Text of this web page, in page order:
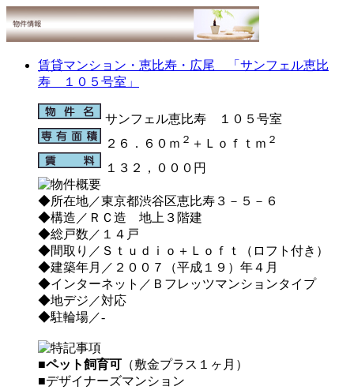
賃貸マンション・恵比寿・広尾 「サンフェル恵比
寿 １０５号室」
サンフェル恵比寿 １０５号室
２６．６０ｍ ２ ＋Ｌｏｆｔｍ ２
１３２，０００円
◆所在地／東京都渋谷区恵比寿３－５－６
◆構造／ＲＣ造 地上３階建
◆総戸数／１４戸
◆間取り／Ｓｔｕｄｉｏ＋Ｌｏｆｔ（ロフト付き）
◆建築年月／２００７（平成１９）年４月
◆インターネット／Ｂフレッツマンションタイプ
◆地デジ／対応
◆駐輪場／-
■ペット飼育可 （敷金プラス１ヶ月）
■デザイナーズマンション